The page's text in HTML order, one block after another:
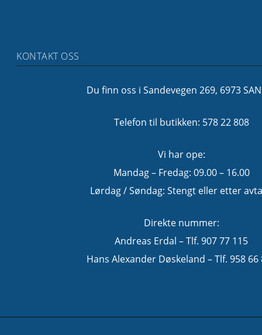
KONTAKT OSS
Du finn oss i Sandevegen 269, 6973
Telefon til butikken: 578 22 808
Vi har ope:
Mandag – Fredag: 09.00 – 16.00
Lørdag / Søndag: Stengt eller etter
Direkte nummer:
Andreas Erdal – Tlf. 907 77 115
Hans Alexander Døskeland – Tlf. 958 66